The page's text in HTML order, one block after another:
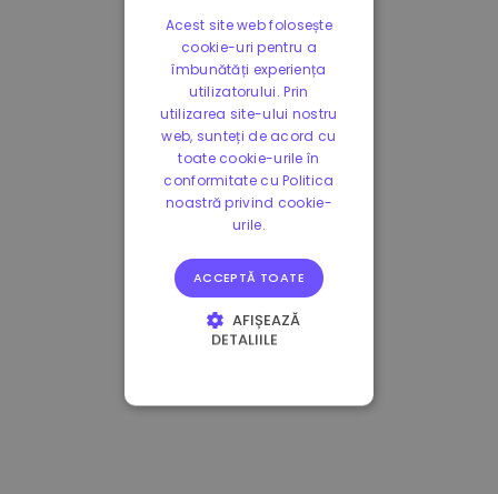
Acest site web folosește
cookie-uri pentru a
îmbunătăți experiența
utilizatorului. Prin
utilizarea site-ului nostru
web, sunteți de acord cu
toate cookie-urile în
conformitate cu Politica
noastră privind cookie-
urile.
ACCEPTĂ TOATE
AFIȘEAZĂ
DETALIILE